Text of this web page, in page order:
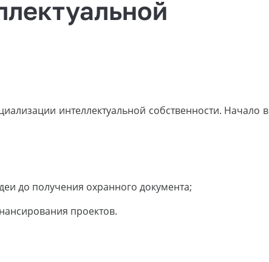
интеллектуальной собственности. Начало в
до получения охранного документа;
проектов.